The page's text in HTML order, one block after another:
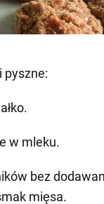
pyszne:
w mleku.
bez
mięsa.